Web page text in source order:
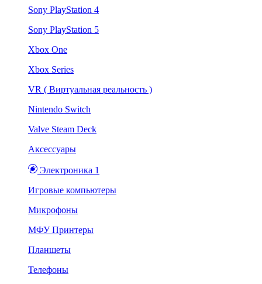
Sony PlayStation 4
Sony PlayStation 5
Xbox One
Xbox Series
VR ( Виртуальная реальность )
Nintendo Switch
Valve Steam Deck
Аксессуары
Электроника 1
Игровые компьютеры
Микрофоны
МФУ Принтеры
Планшеты
Телефоны